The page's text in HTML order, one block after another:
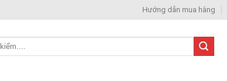
Hướng dẫn mua hàng